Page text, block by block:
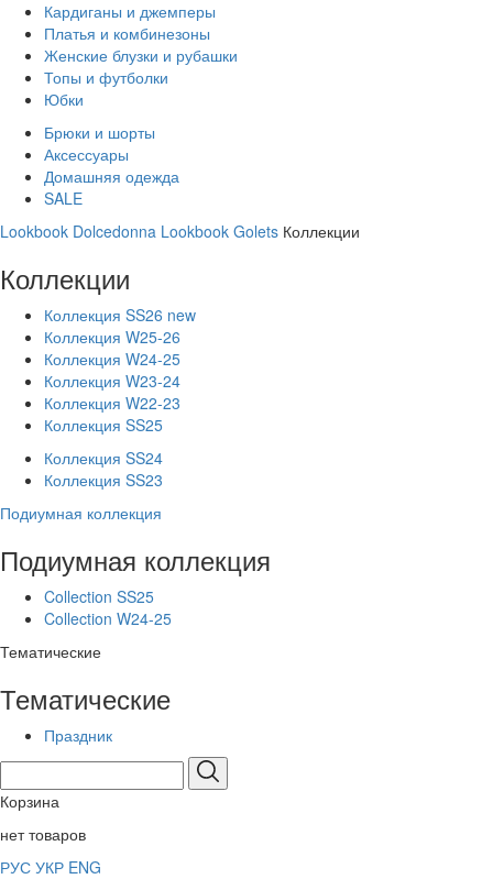
Кардиганы и джемперы
Платья и комбинезоны
Женские блузки и рубашки
Топы и футболки
Юбки
Брюки и шорты
Аксессуары
Домашняя одежда
SALE
Lookbook Dolcedonna Lookbook Golets Коллекции
Коллекции
Коллекция SS26 new
Коллекция W25-26
Коллекция W24-25
Коллекция W23-24
Коллекция W22-23
Коллекция SS25
Коллекция SS24
Коллекция SS23
Подиумная коллекция
Подиумная коллекция
Collection SS25
Collection W24-25
Тематические
Тематические
Праздник
Корзина
нет товаров
РУС УКР ENG